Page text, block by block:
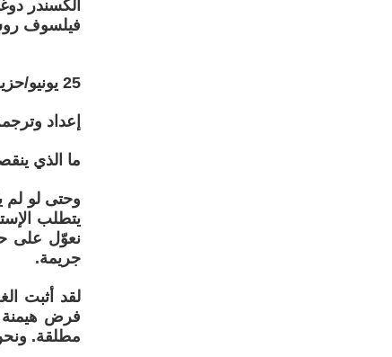
ألكسندر
فيلسوف
25 يونيو/حزيران 2026
إعداد
ما الذي
وحتى لو لم
يتطلب
نعوّل على
جريمة.
لقد أثبت
فرض هيمنة
مطلقة.